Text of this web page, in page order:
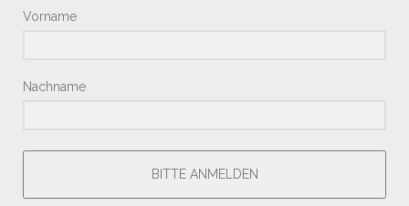
Vorname
Nachname
BITTE ANMELDEN